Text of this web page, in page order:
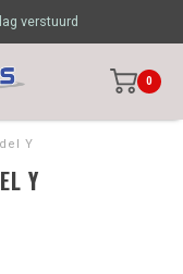
verstuurd
0
Y
Y